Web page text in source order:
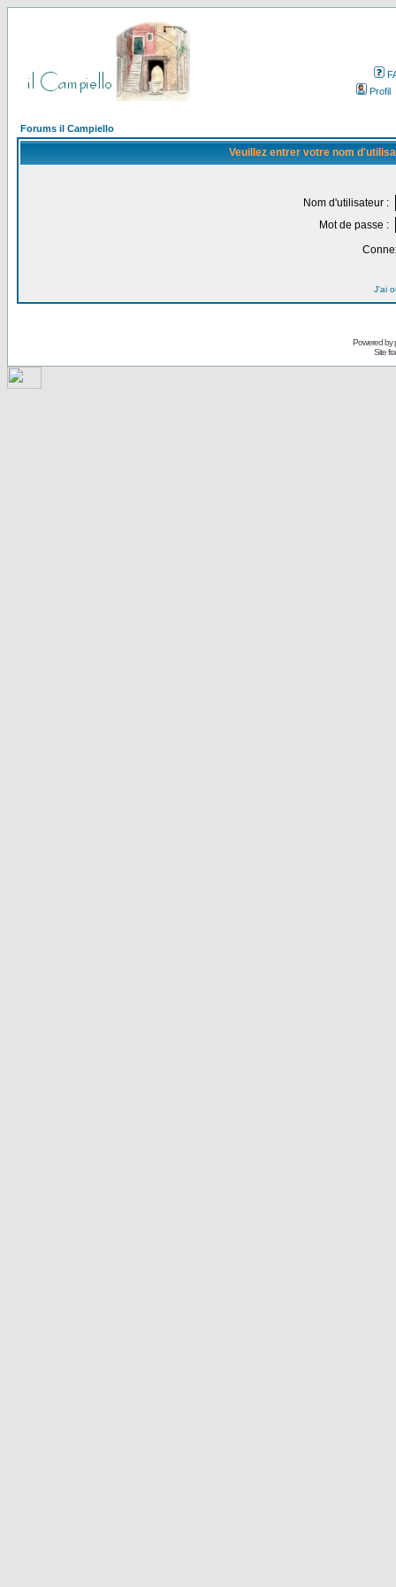
Profil
Forums il Campiello
Veuillez entrer votre nom
Nom d'utilisateur :
Mot de passe :
J'ai
Powered by
Site